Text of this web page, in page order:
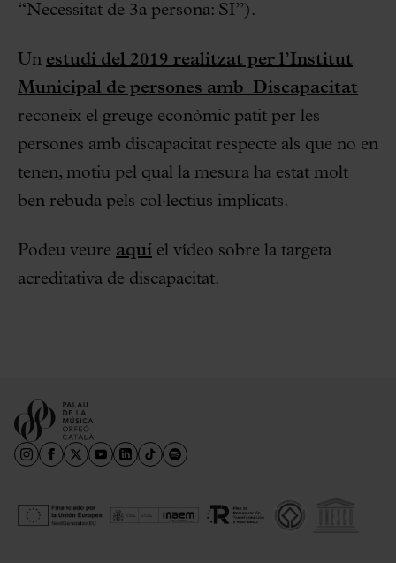
“Necessitat de 3a persona: SI”).
Un estudi del 2019 realitzat per l’Institut
Municipal de persones amb Discapacitat
reconeix el greuge econòmic patit per les
persones amb discapacitat respecte als que no en
tenen, motiu pel qual la mesura ha estat molt
ben rebuda pels col·lectius implicats.
Podeu veure aquí el vídeo sobre la targeta
acreditativa de discapacitat.